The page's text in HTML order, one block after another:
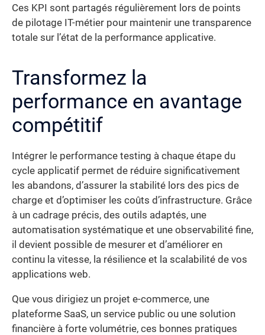
Ces KPI sont partagés régulièrement lors de points
de pilotage IT-métier pour maintenir une transparence
totale sur l’état de la performance applicative.
Transformez la
performance en avantage
compétitif
Intégrer le performance testing à chaque étape du
cycle applicatif permet de réduire significativement
les abandons, d’assurer la stabilité lors des pics de
charge et d’optimiser les coûts d’infrastructure. Grâce
à un cadrage précis, des outils adaptés, une
automatisation systématique et une observabilité fine,
il devient possible de mesurer et d’améliorer en
continu la vitesse, la résilience et la scalabilité de vos
applications web.
Que vous dirigiez un projet e-commerce, une
plateforme SaaS, un service public ou une solution
financière à forte volumétrie, ces bonnes pratiques